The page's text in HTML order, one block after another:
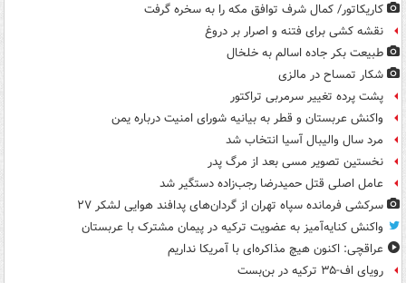
کاریکاتور/ کمال شرف توافق مکه را به سخره گرفت
نقشه کشی برای فتنه و اصرار بر دروغ
طبیعت بکر جاده اسالم به خلخال
شکار تمساح در مالزی
پشت پرده تغییر سرمربی تراکتور
واکنش عربستان و قطر به بیانیه شورای امنیت درباره یمن
مرد سال والیبال آسیا انتخاب شد
نخستین تصویر مسی بعد از مرگ پدر
عامل اصلی قتل حمیدرضا رجب‌زاده دستگیر شد
سرکشی فرمانده سپاه تهران از گردان‌های پدافند هوایی لشکر ۲۷
واکنش کنایه‌آمیز به عضویت ترکیه در پیمان مشترک با عربستان
عراقچی: اکنون هیچ مذاکره‌ای با آمریکا نداریم
رویای اف-۳۵ ترکیه در بن‌بست